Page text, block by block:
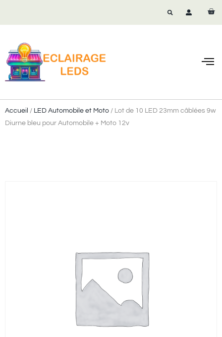
Accueil / LED Automobile et Moto / Lot de 10 LED 23mm câblées 9w
Diurne bleu pour Automobile + Moto 12v